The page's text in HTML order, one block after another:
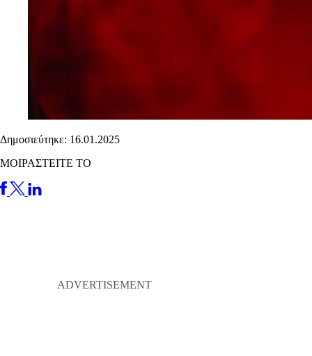
Δημοσιεύτηκε: 16.01.2025
ΜΟΙΡΑΣΤΕΙΤΕ ΤΟ